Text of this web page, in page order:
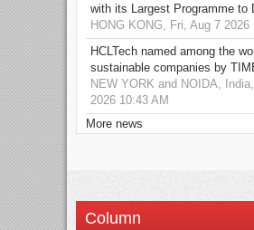
with its Largest Programme to
HONG KONG, Fri, Aug 7 2026
HCLTech named among the
sustainable companies by
NEW YORK and NOIDA,
2026 10:43 AM
More news
Column